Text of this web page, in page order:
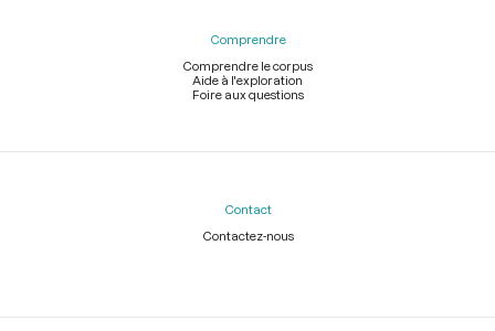
Comprendre
Comprendre le corpus
Aide à l'exploration
Foire aux questions
Contact
Contactez-nous
Légal